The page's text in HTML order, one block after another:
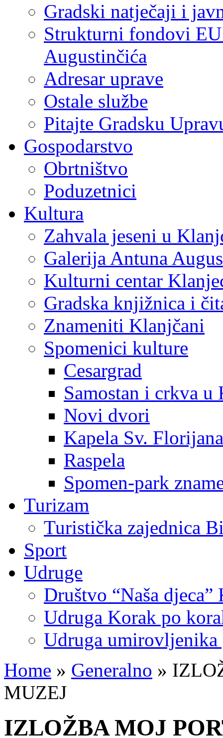
Gradski natječaji i
Strukturni fondovi
Augustinčića
Adresar uprave
Ostale službe
Pitajte Gradsku
Gospodarstvo
Obrtništvo
Poduzetnici
Kultura
Zahvala jeseni u
Galerija Antuna
Kulturni centar
Gradska knjižnica i
Znameniti Klanjčani
Spomenici kulture
Cesargrad
Samostan i crkva u
Novi dvori
Kapela Sv. Florijana
Raspela
Spomen-park
Turizam
Turistička zajednica
Sport
Udruge
Društvo “Naša djeca”
Udruga Korak po
Udruga umirovljenika
Home » Generalno »
MUZEJ
IZLOŽBA MOJ